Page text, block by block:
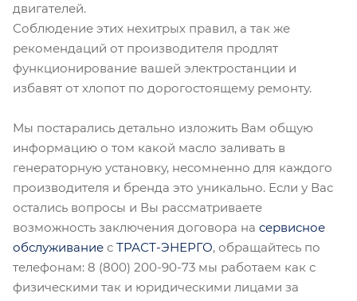
двигателей.
Соблюдение этих нехитрых правил, а так же
рекомендаций от производителя продлят
функционирование вашей электростанции и
избавят от хлопот по дорогостоящему ремонту.
Мы постарались детально изложить Вам общую
информацию о том какой масло заливать в
генераторную установку, несомненно для каждого
производителя и бренда это уникально. Если у Вас
остались вопросы и Вы рассматриваете
возможность заключения договора на сервисное
обслуживание с ТРАСТ-ЭНЕРГО, обращайтесь по
телефонам: 8 (800) 200-90-73 мы работаем как с
физическими так и юридическими лицами за